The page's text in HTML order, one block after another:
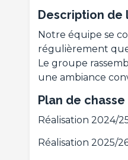
Description
Notre équipe se
régulièrement
Le groupe
une ambiance
Plan de chasse
Réalisation 2024/
Réalisation 2025/